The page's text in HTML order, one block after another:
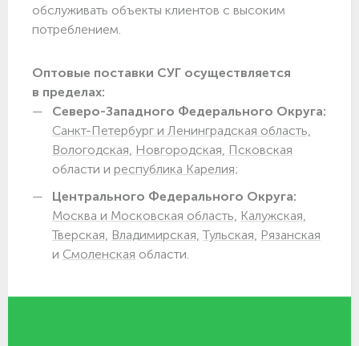
обслуживать объекты клиентов с высоким
потреблением.
Оптовые поставки СУГ осуществляется
в пределах:
Северо-Западного Федерального Округа:
Санкт-Петербург и Ленинградская область,
Вологодская, Новгородская, Псковская
области и республика Карелия;
Центрального Федерального Округа:
Москва и Московская область, Калужская,
Тверская, Владимирская, Тульская, Рязанская
и Смоленская области.